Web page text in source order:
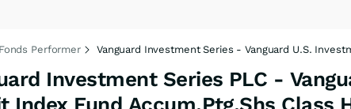
Performer Vanguard Investment Series - Vanguard U.S.
Investment Series PLC -
Index Fund Accum.Ptg.Shs Class